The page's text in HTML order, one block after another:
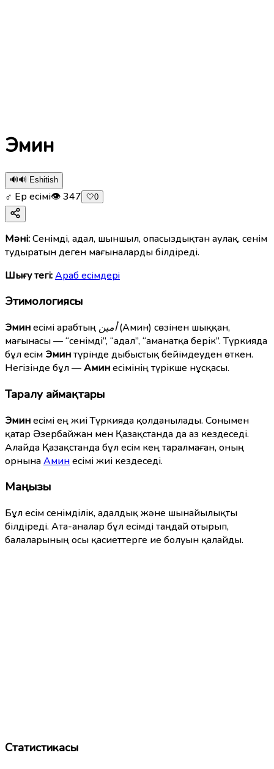
Эмин
🔊🔊 Eshitish
♂ Ер есімі👁347 🤍0
Мәні:Сенімді, адал, шыншыл, опасыздықтан аулақ, сенім
тудыратын деген мағыналарды білдіреді.
Шығу тегі:Араб есімдерi
Этимологиясы
Эминесімі арабтың أمين(Амин) сөзінен шыққан,
мағынасы — “сенімді”, “адал”, “аманатқа берік”. Түркияда
бұл есім Эминтүрінде дыбыстық бейімдеуден өткен.
Негізінде бұл —Аминесімінің түрікше нұсқасы.
Таралу аймақтары
Эминесімі ең жиі Түркияда қолданылады. Сонымен
қатар Әзербайжан мен Қазақстанда да аз кездеседі.
Алайда Қазақстанда бұл есім кең таралмаған, оның
орнынаАминесімі жиі кездеседі.
Маңызы
Бұл есім сенімділік, адалдық және шынайылықты
білдіреді. Ата-аналар бұл есімді таңдай отырып,
балаларының осы қасиеттерге ие болуын қалайды.
Статистикасы